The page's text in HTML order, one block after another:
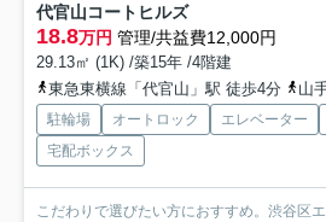
代官山コートヒルズ
18.8万円 管理/共益費12,000円
29.13㎡ (1K) /築15年 /4階建
東急東横線「代官山」駅 徒歩4分
山
駐輪場 オートロック エレベーター
宅配ボックス
こだわりで選びたい方におすすめ。渋谷区